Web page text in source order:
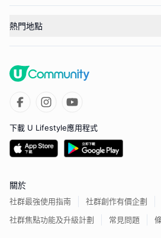
熱門地點
下載 U Lifestyle應用程式
關於
社群最強使用指南
社群創作有價企劃
社群焦點功能及升級計劃
常見問題